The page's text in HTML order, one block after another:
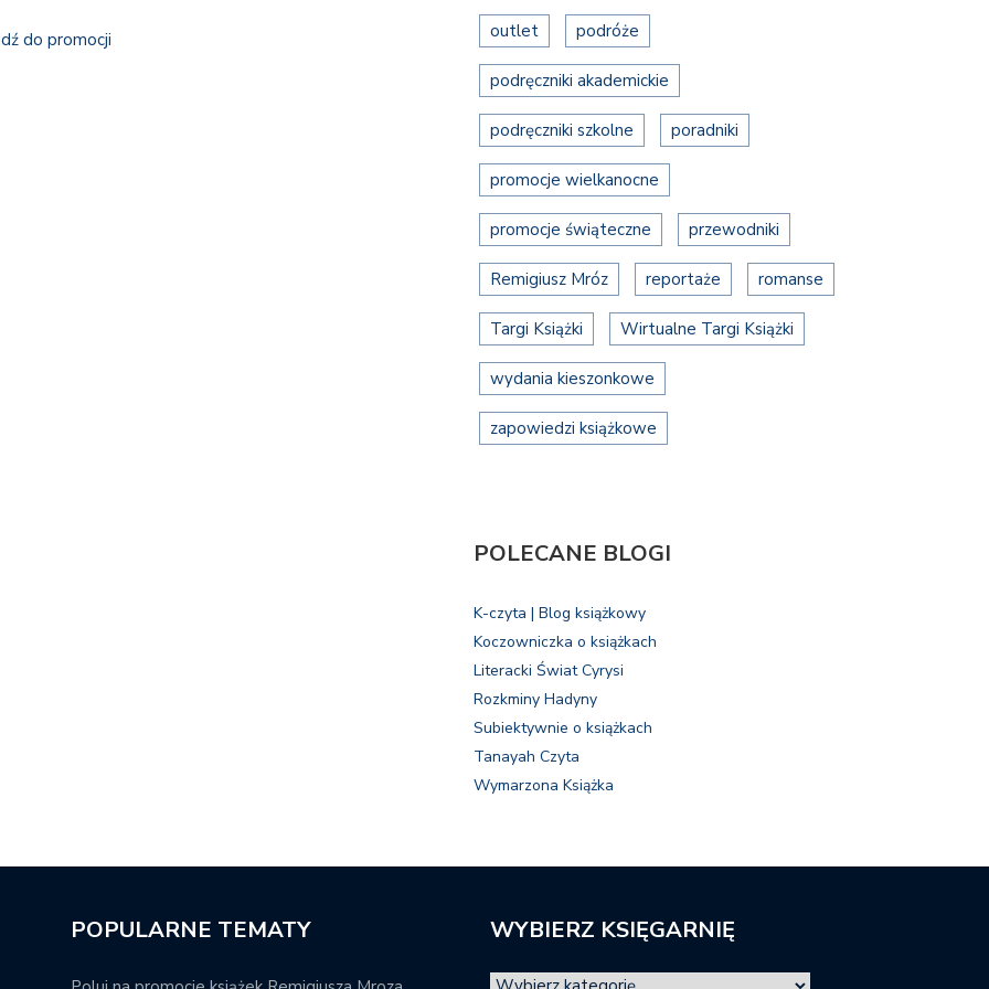
do promocji outlet podróże
podręczniki akademickie
podręczniki szkolne poradniki
promocje wielkanocne
promocje świąteczne przewodniki
Remigiusz Mróz reportaże romanse
Targi Książki Wirtualne Targi Książki
wydania kieszonkowe
zapowiedzi książkowe
POLECANE BLOGI
K-czyta | Blog książkowy
Koczowniczka o książkach
Literacki Świat Cyrysi
Rozkminy Hadyny
Subiektywnie o książkach
Tanayah Czyta
Wymarzona Książka
POPULARNE TEMATY WYBIERZ KSIĘGARNIĘ